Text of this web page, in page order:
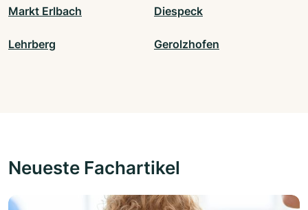
Markt Erlbach Diespeck
Lehrberg Gerolzhofen
Neueste Fachartikel